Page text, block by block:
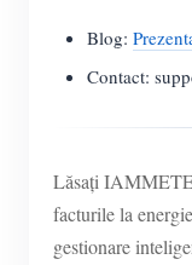
Blog:
Contact:
Lăsați
facturile la
gestionare